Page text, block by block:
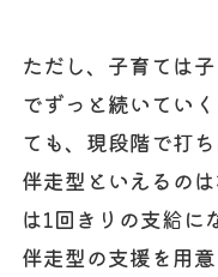
ただし、子育ては
でずっと続いてい
ても、現段階で打
伴走型といえるの
は1回きりの支給に
伴走型の支援を用